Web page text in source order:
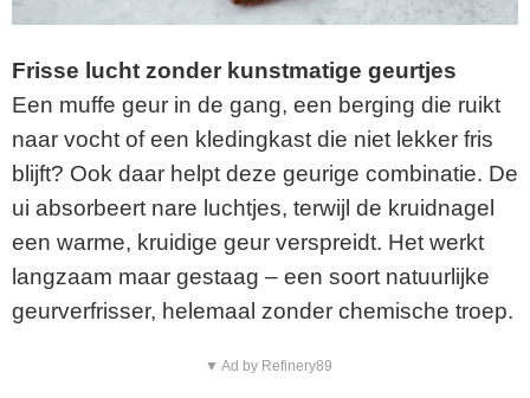
Frisse lucht zonder kunstmatige geurtjes
Een muffe geur in de gang, een berging die ruikt
naar vocht of een kledingkast die niet lekker fris
blijft? Ook daar helpt deze geurige combinatie. De
ui absorbeert nare luchtjes, terwijl de kruidnagel
een warme, kruidige geur verspreidt. Het werkt
langzaam maar gestaag – een soort natuurlijke
geurverfrisser, helemaal zonder chemische troep.
▼ Ad by Refinery89